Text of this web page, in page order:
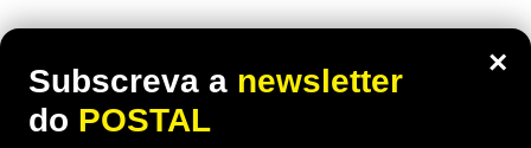
Estas salinas são comparadas às da Bolívia mas ficam
no Algarve: saiba como chegar
×
Subscreva a newsletter
do POSTAL